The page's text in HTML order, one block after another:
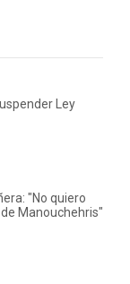
Ley
"No quiero
Manouchehris"